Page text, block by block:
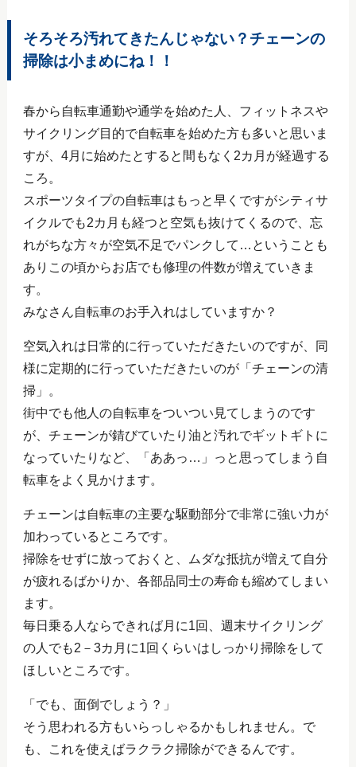
そろそろ汚れてきたんじゃない？チェーンの
掃除は小まめにね！！
春から自転車通勤や通学を始めた人、フィットネスや
サイクリング目的で自転車を始めた方も多いと思いま
すが、4月に始めたとすると間もなく2カ月が経過する
ころ。
スポーツタイプの自転車はもっと早くですがシティサ
イクルでも2カ月も経つと空気も抜けてくるので、忘
れがちな方々が空気不足でパンクして…ということも
ありこの頃からお店でも修理の件数が増えていきま
す。
みなさん自転車のお手入れはしていますか？
空気入れは日常的に行っていただきたいのですが、同
様に定期的に行っていただきたいのが「チェーンの清
掃」。
街中でも他人の自転車をついつい見てしまうのです
が、チェーンが錆びていたり油と汚れでギットギトに
なっていたりなど、「ああっ…」っと思ってしまう自
転車をよく見かけます。
チェーンは自転車の主要な駆動部分で非常に強い力が
加わっているところです。
掃除をせずに放っておくと、ムダな抵抗が増えて自分
が疲れるばかりか、各部品同士の寿命も縮めてしまい
ます。
毎日乗る人ならできれば月に1回、週末サイクリング
の人でも2－3カ月に1回くらいはしっかり掃除をして
ほしいところです。
「でも、面倒でしょう？」
そう思われる方もいらっしゃるかもしれません。で
も、これを使えばラクラク掃除ができるんです。